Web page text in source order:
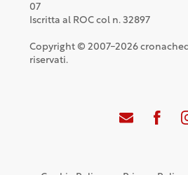
07
Iscritta al ROC col n. 32897
Copyright © 2007-2026
riservati.